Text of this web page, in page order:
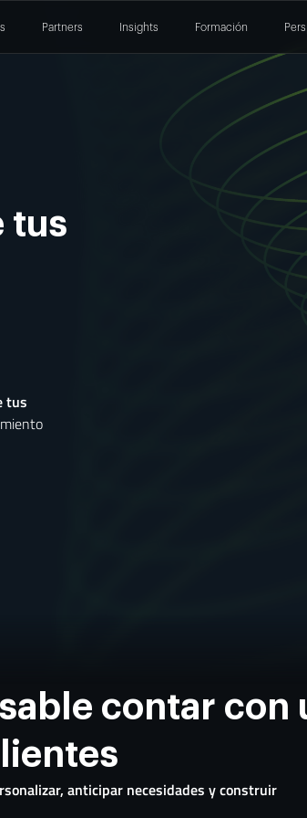
Partners Insights Formación
tus
tus
contar con
anticipar necesidades y construir